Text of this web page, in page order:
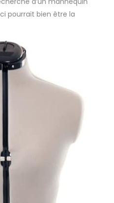
pourrait bien être la